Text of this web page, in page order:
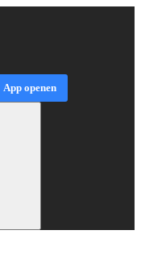
App openen